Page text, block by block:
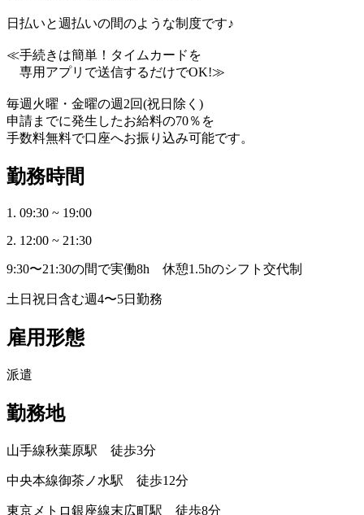
日払いと週払いの間のような制度です♪
≪手続きは簡単！タイムカードを
専用アプリで送信するだけでOK!≫
毎週火曜・金曜の週2回(祝日除く)
申請までに発生したお給料の70％を
手数料無料で口座へお振り込み可能です。
勤務時間
1. 09:30 ~ 19:00
2. 12:00 ~ 21:30
9:30〜21:30の間で実働8h 休憩1.5hのシフト交代制
土日祝日含む週4〜5日勤務
雇用形態
派遣
勤務地
山手線秋葉原駅 徒歩3分
中央本線御茶ノ水駅 徒歩12分
東京メトロ銀座線末広町駅 徒歩8分